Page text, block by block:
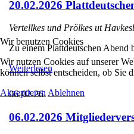
20.02.2026
Vertellkes und Prölkes ut
Zu einem Plattdeutschen
Weiterlesen
06-02-26
06.02.2026
Wir benutzen Cookies
Wir nutzen Cookies auf unserer
können selbst entscheiden, ob Sie
Akzeptieren Ablehnen